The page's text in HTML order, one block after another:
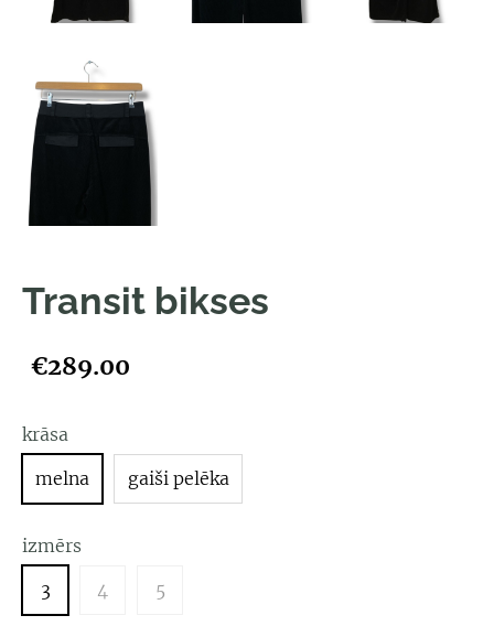
Transit bikses
€289.00
krāsa
melna
gaiši pelēka
izmērs
3
4 5